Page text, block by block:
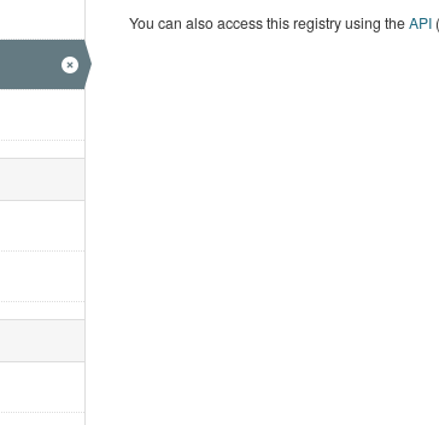
You can also access this registry using theAPI